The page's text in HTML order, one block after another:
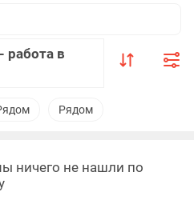
работа в
Рядом
ничего не нашли по